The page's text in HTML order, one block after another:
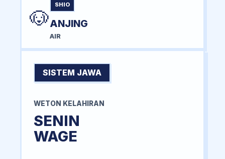
🐶
SHIO
ANJING
AIR
SISTEM JAWA
WETON KELAHIRAN
SENIN
WAGE